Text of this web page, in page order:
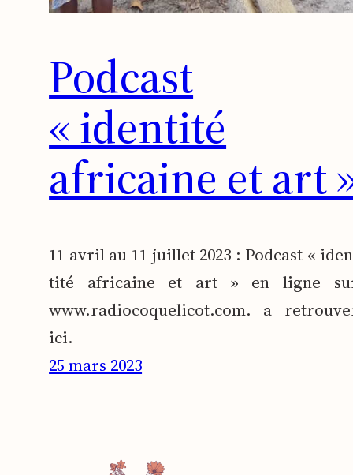
Podcast
« identité
africaine et art
11 avril au 11 juillet 2023 : Pod­cast «
ti­té afri­caine et art » en ligne
www.radiocoquelicot.com. a
ici.
25 mars 2023